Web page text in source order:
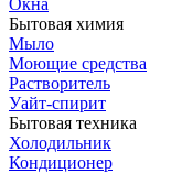
Бытовая химия
Мыло
Моющие средства
Растворитель
Уайт-спирит
Бытовая техника
Холодильник
Кондиционер